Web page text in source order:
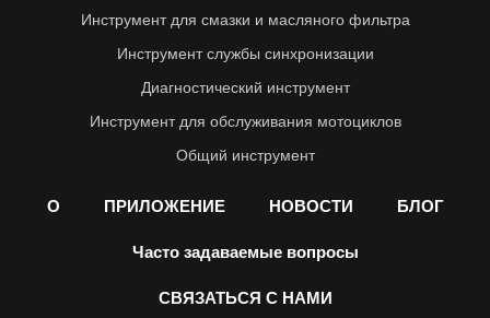
Инструмент для смазки и масляного фильтра
Инструмент службы синхронизации
Диагностический инструмент
Инструмент для обслуживания мотоциклов
Общий инструмент
О ПРИЛОЖЕНИЕ НОВОСТИ БЛОГ
Часто задаваемые вопросы
СВЯЗАТЬСЯ С НАМИ